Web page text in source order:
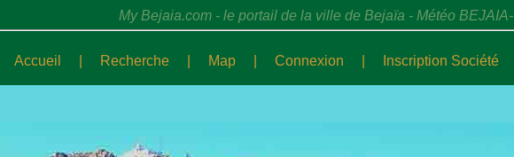
My Bejaia.com - le portail de la ville de Bejaïa - Météo BEJAIA-
Accueil Recherche Map Connexion Inscription Société